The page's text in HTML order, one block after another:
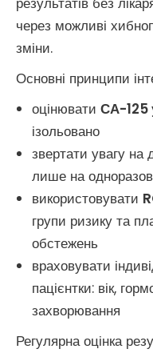
через можливі
зміни.
Основні принципи
оцінювати СА-125
ізольовано
звертати увагу на
лише на
використовувати
групи ризику та
обстежень
враховувати
пацієнтки: вік,
захворювання
Регулярна оцінка